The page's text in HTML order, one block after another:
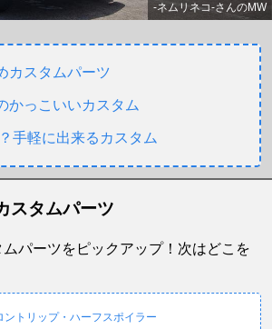
‐ネムリネコ‐さんのMW
カスタムパーツ
かっこいいカスタム
手軽に出来るカスタム
スタムパーツ
パーツをピックアップ！次はどこを
ントリップ・ハーフスポイラー